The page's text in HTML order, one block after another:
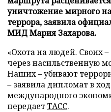
уничтожение мирного
террора, заявила
МИД Мария Захарова.
«Охота на людей. Своих
через насильственную
Наших – убивают
– заявила дипломат в
международного
передаетТАСС.